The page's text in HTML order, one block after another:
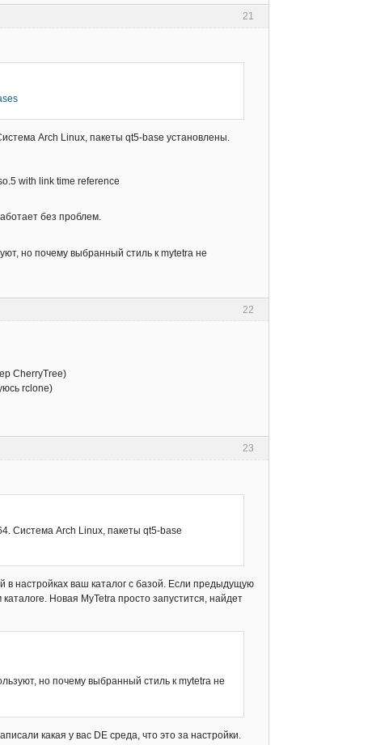
21
Arch Linux, пакеты qt5-base установлены.
with link time reference
без проблем.
но почему выбранный стиль к mytetra не
22
CherryTree)
rclone)
23
Система Arch Linux, пакеты qt5-base
в настройках ваш каталог с базой. Если предыдущую
Новая MyTetra просто запустится, найдет
но почему выбранный стиль к mytetra не
какая у вас DE среда, что это за настройки.